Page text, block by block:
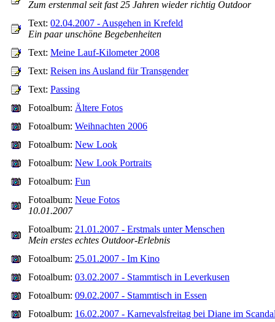
Zum erstenmal seit fast 25 Jahren wieder richtig Outdoor
Text: 02.04.2007 - Ausgehen in Krefeld
Ein paar unschöne Begebenheiten
Text: Meine Lauf-Kilometer 2008
Text: Reisen ins Ausland für Transgender
Text: Passing
Fotoalbum: Ältere Fotos
Fotoalbum: Weihnachten 2006
Fotoalbum: New Look
Fotoalbum: New Look Portraits
Fotoalbum: Fun
Fotoalbum: Neue Fotos
10.01.2007
Fotoalbum: 21.01.2007 - Erstmals unter Menschen
Mein erstes echtes Outdoor-Erlebnis
Fotoalbum: 25.01.2007 - Im Kino
Fotoalbum: 03.02.2007 - Stammtisch in Leverkusen
Fotoalbum: 09.02.2007 - Stammtisch in Essen
Fotoalbum: 16.02.2007 - Karnevalsfreitag bei Diane im